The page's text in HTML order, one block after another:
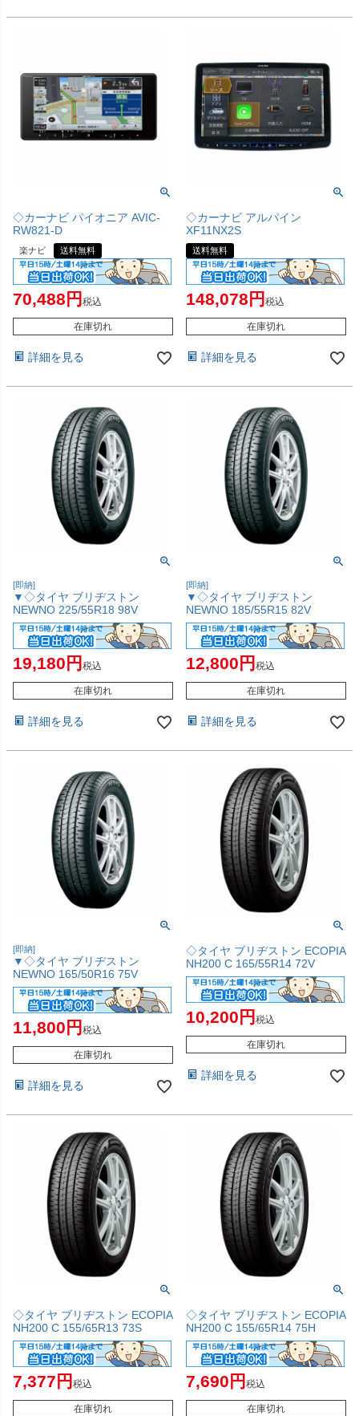
◇カーナビ パイオニア AVIC-
RW821-D
楽ナビ 送料無料
70,488 税込
在庫切れ
詳細を見る
◇カーナビ アルパイン
XF11NX2S
送料無料
148,078 税込
在庫切れ
詳細を見る
[即納]
▼◇タイヤ ブリヂストン
NEWNO 225/55R18 98V
19,180 税込
在庫切れ
詳細を見る
[即納]
▼◇タイヤ ブリヂストン
NEWNO 185/55R15 82V
12,800 税込
在庫切れ
詳細を見る
[即納]
▼◇タイヤ ブリヂストン
NEWNO 165/50R16 75V
11,800 税込
在庫切れ
詳細を見る
◇タイヤ ブリヂストン ECOPIA
NH200 C 165/55R14 72V
10,200 税込
在庫切れ
詳細を見る
◇タイヤ ブリヂストン ECOPIA
NH200 C 155/65R13 73S
7,377 税込
在庫切れ
◇タイヤ ブリヂストン ECOPIA
NH200 C 155/65R14 75H
7,690 税込
在庫切れ